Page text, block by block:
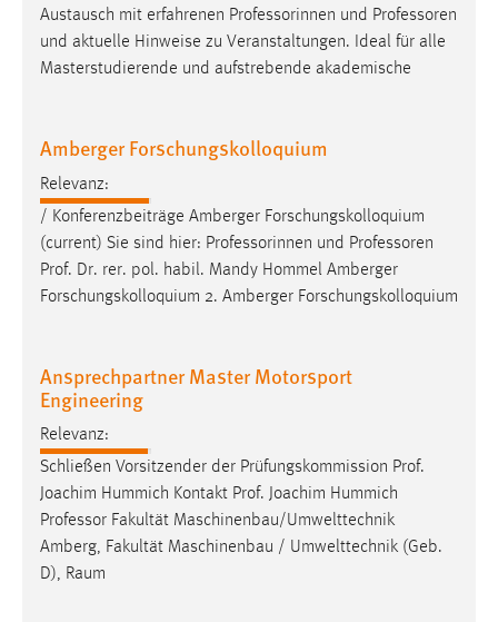
Austausch mit erfahrenen Professorinnen und Professoren
und aktuelle Hinweise zu Veranstaltungen. Ideal für alle
Masterstudierende und aufstrebende akademische
Amberger Forschungskolloquium
Relevanz:
/ Konferenzbeiträge Amberger Forschungskolloquium
(current) Sie sind hier: Professorinnen und Professoren
Prof. Dr. rer. pol. habil. Mandy Hommel Amberger
Forschungskolloquium 2. Amberger Forschungskolloquium
Ansprechpartner Master Motorsport
Engineering
Relevanz:
Schließen Vorsitzender der Prüfungskommission Prof.
Joachim Hummich Kontakt Prof. Joachim Hummich
Professor Fakultät Maschinenbau/Umwelttechnik
Amberg, Fakultät Maschinenbau / Umwelttechnik (Geb.
D), Raum
Zweck:
Das Cookie speichert die gewählte Sprache der Website.
Cookie Laufzeit:
Chat
Name:
MibewSessionID, MIBEW_UserID, mibew_locale, mibew-
chat-frame-style-5e9dbeb1811c0446
Zweck:
Cookie Laufzeit:
MibewSessionID, mibew-chat-frame-style-
5e9dbeb1811c0446 = Sitzungslaufzeit, mibew_locale = 3
Jahre, MIBEW_UserID = 1 Jahr
Login
Name:
fe_user, be_user, be_lastLoginProvider